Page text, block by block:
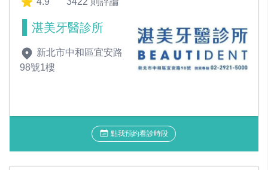
湛美牙醫診所
新北市中和區宜安路
98號1樓
點我預約看診時段